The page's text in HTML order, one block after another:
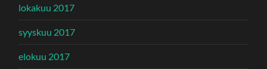
lokakuu 2017
syyskuu 2017
elokuu 2017